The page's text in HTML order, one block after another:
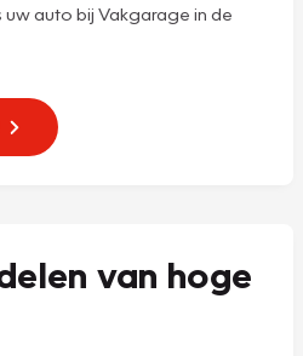
auto bij Vakgarage in de
van hoge